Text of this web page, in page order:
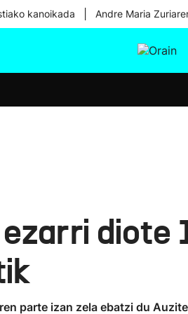
kanoikada Andre Maria
parte izan zela ebatzi du